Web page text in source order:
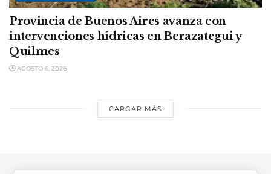
Provincia de Buenos Aires avanza con
intervenciones hídricas en Berazategui y
Quilmes
AGOSTO 6, 2026
CARGAR MÁS